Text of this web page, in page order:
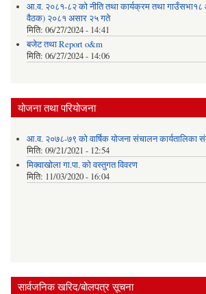
आ.व. २०८१-८२ को नीति तथा कार्यक्रम तथा
वैठक) २०८१ असार २५ गते
मिति: 06/27/2024 - 14:41
बजेट तथा Report o&m
मिति: 06/27/2024 - 14:06
योजना तथा परियोजना
आ.व. २०७८-७९ को वार्षिक योजना संचालन कार्यतालिका
मिति: 09/21/2021 - 12:54
मिक्वाखोला गा.पा. को वस्तुगत विवरण
मिति: 11/03/2020 - 16:04
सार्वजनिक खरिद/बोलपत्र सूचना